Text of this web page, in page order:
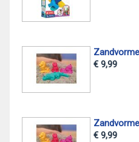
€ 9,99
€ 9,99